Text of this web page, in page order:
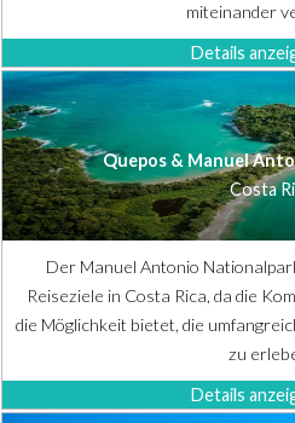
miteinander
Details
Quepos & Manuel
Costa
Der Manuel Antonio
Reiseziele in Costa Rica, da die
die Möglichkeit bietet, die
zu
Details